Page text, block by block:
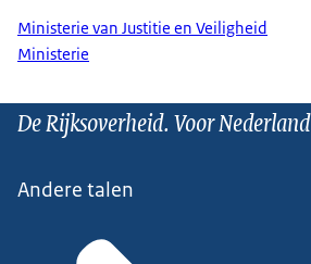
Ministerie van Justitie en Veiligheid
Ministerie
De Rijksoverheid. Voor Nederland
Andere talen